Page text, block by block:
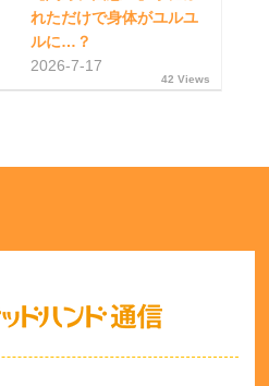
れただけで身体がユルユ
ルに…？
2026-7-17
42 Views